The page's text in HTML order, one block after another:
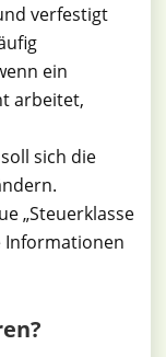
verfestigt
ein
arbeitet,
sich die
„Steuerklasse
Informationen